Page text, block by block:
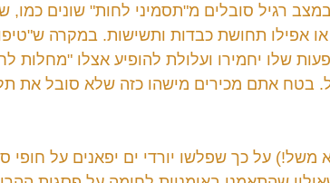
רגיל סובלים מ"תסמיני לחות" שונים כמו,
או אפילו תחושת כבדות ותשישות. במקרה
שלו יחמירו ועלולת להופיע אצלו "מחלות
בטח אתם מכירים מישהו כזה שלא סובל את
משל!) על כך שפלשו יורדי ים יפאנים על חופי